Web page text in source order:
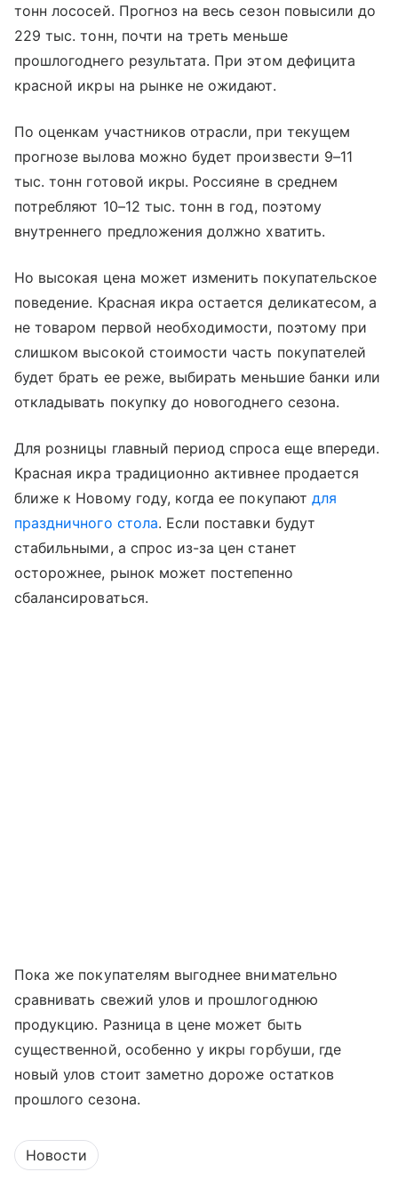
тонн лососей. Прогноз на весь сезон повысили до
229 тыс. тонн, почти на треть меньше
прошлогоднего результата. При этом дефицита
красной икры на рынке не ожидают.
По оценкам участников отрасли, при текущем
прогнозе вылова можно будет произвести 9–11
тыс. тонн готовой икры. Россияне в среднем
потребляют 10–12 тыс. тонн в год, поэтому
внутреннего предложения должно хватить.
Но высокая цена может изменить покупательское
поведение. Красная икра остается деликатесом, а
не товаром первой необходимости, поэтому при
слишком высокой стоимости часть покупателей
будет брать ее реже, выбирать меньшие банки или
откладывать покупку до новогоднего сезона.
Для розницы главный период спроса еще впереди.
Красная икра традиционно активнее продается
ближе к Новому году, когда ее покупают для
праздничного стола. Если поставки будут
стабильными, а спрос из-за цен станет
осторожнее, рынок может постепенно
сбалансироваться.
Пока же покупателям выгоднее внимательно
сравнивать свежий улов и прошлогоднюю
продукцию. Разница в цене может быть
существенной, особенно у икры горбуши, где
новый улов стоит заметно дороже остатков
прошлого сезона.
Новости